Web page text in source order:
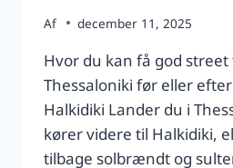
Af december 11, 2025
Hvor du kan få god street
Thessaloniki før eller
Halkidiki Lander du i
kører videre til Halkidiki,
tilbage solbrændt og